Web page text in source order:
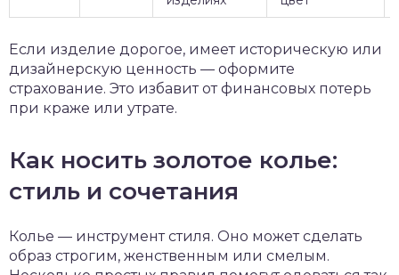
Если изделие дорогое, имеет историческую или
дизайнерскую ценность — оформите
страхование. Это избавит от финансовых потерь
при краже или утрате.
Как носить золотое колье:
стиль и сочетания
Колье — инструмент стиля. Оно может сделать
образ строгим, женственным или смелым.